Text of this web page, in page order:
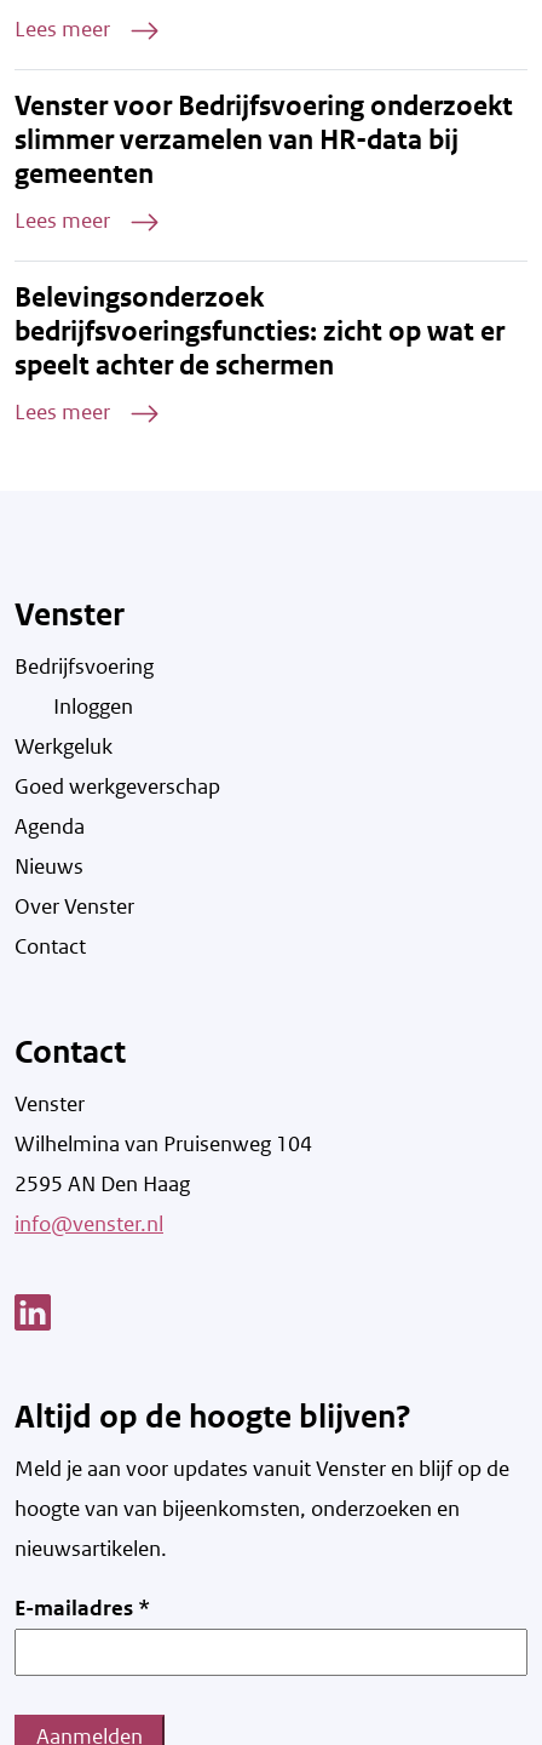
Lees meer
Venster voor Bedrijfsvoering onderzoekt
slimmer verzamelen van HR-data bij
gemeenten
Lees meer
Belevingsonderzoek
bedrijfsvoeringsfuncties: zicht op wat er
speelt achter de schermen
Lees meer
Venster
Bedrijfsvoering
Inloggen
Werkgeluk
Goed werkgeverschap
Agenda
Nieuws
Over Venster
Contact
Contact
Venster
Wilhelmina van Pruisenweg 104
2595 AN Den Haag
info@venster.nl
Altijd op de hoogte blijven?
Meld je aan voor updates vanuit Venster en blijf op de
hoogte van van bijeenkomsten, onderzoeken en
nieuwsartikelen.
E-mailadres *
Aanmelden